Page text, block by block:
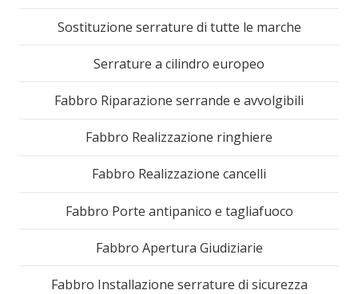
Sostituzione serrature di tutte le marche
Serrature a cilindro europeo
Fabbro Riparazione serrande e avvolgibili
Fabbro Realizzazione ringhiere
Fabbro Realizzazione cancelli
Fabbro Porte antipanico e tagliafuoco
Fabbro Apertura Giudiziarie
Fabbro Installazione serrature di sicurezza